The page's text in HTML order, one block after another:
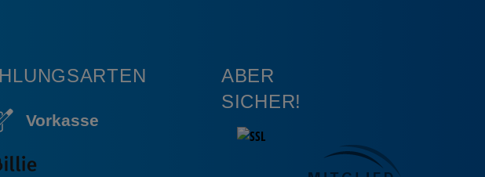
Vorkasse
ABER
SICHER!